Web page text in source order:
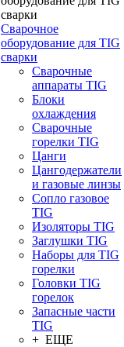
Сварочное
оборудование для TIG
сварки
Сварочные
аппараты TIG
Блоки
охлаждения
Сварочные
горелки TIG
Цанги
Цангодержатели
и газовые линзы
Сопло газовое
TIG
Изоляторы TIG
Заглушки TIG
Наборы для TIG
горелки
Головки TIG
горелок
Запасные части
TIG
+ ЕЩЕ